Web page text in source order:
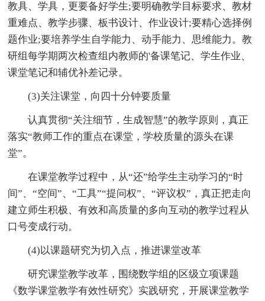
教具、学具，更要备好学生;要明确教学目标要求、教材
重难点、教学步骤、板书设计、作业设计;要精心选择例
题作业;要培养学生自学能力、动手能力、思维能力。教
研组每学期两次检查组内教师的'备课笔记、学生作业、
课堂笔记和辅优补差记录。
(3)关注课堂，向四十分钟要质量
认真贯彻“关注细节，生成智慧”的教学原则，真正
落实“教师工作的重点在课堂，学校质量的源头在课
堂”。
在课堂教学过程中，从“还”给学生主动学习的“时
间”、“空间”、“工具”“提问权”、“评议权”，真正把走向
建立师生积极、有效和高质量的多向互动的教学过程从
口号变成行动。
(4)以课题研究为切入点，推进课堂改革
研究课堂教学改革，围绕数学组的区级立项课题
《数学课堂教学有效性研究》实践研究，开展课堂教学